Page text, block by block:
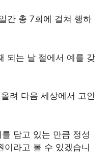
간 총 7회에 걸쳐 행하
되는 날 절에서 예를 갖
려 다음 세상에서 고인
담고 있는 만큼 정성
이라고 볼 수 있겠습니